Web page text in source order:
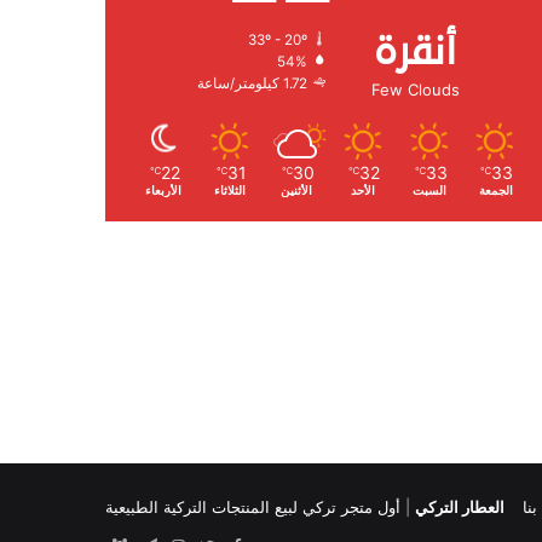
أنقرة
Few Clouds
33º - 20º
الرطوبة:
الرياح:1.72 كيلومتر/ساعة
33
℃
الجمعة
33
℃
السبت
32
℃
الأحد
30
℃
الأثنين
31
℃
الثلاثاء
22
℃
الأربعاء
العطار التركي أول متجر تركي لبيع المنتجات التركية الطبيعية